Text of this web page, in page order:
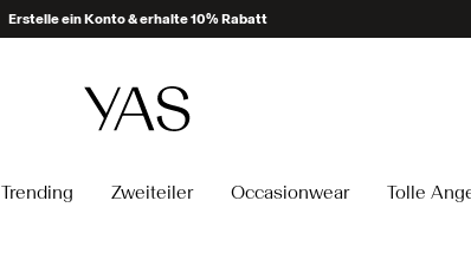
Erstelle ein Konto & erhalte 10% Rabatt
Trending Zweiteiler Occasionwear Tolle